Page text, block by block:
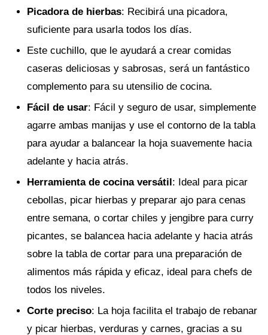
Picadora de hierbas: Recibirá una picadora,
suficiente para usarla todos los días.
Este cuchillo, que le ayudará a crear comidas
caseras deliciosas y sabrosas, será un fantástico
complemento para su utensilio de cocina.
Fácil de usar: Fácil y seguro de usar, simplemente
agarre ambas manijas y use el contorno de la tabla
para ayudar a balancear la hoja suavemente hacia
adelante y hacia atrás.
Herramienta de cocina versátil: Ideal para picar
cebollas, picar hierbas y preparar ajo para cenas
entre semana, o cortar chiles y jengibre para curry
picantes, se balancea hacia adelante y hacia atrás
sobre la tabla de cortar para una preparación de
alimentos más rápida y eficaz, ideal para chefs de
todos los niveles.
Corte preciso: La hoja facilita el trabajo de rebanar
y picar hierbas, verduras y carnes, gracias a su